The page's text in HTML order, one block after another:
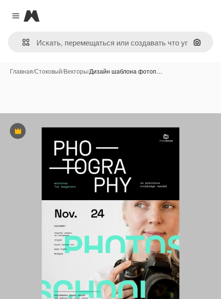
Close menu
Magnific
Поиск
Главная/Стоковый/Векторы/Дизайн шаблона фотоп…
Премиум